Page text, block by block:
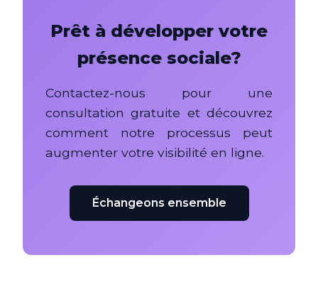
Prêt à développer votre
présence sociale?
Contactez-nous pour une
consultation gratuite et découvrez
comment notre processus peut
augmenter votre visibilité en ligne.
Échangeons ensemble